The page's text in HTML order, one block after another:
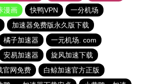
漫画 快鸭VPN
一分机场
加速器免费版永久版下载
橘子加速器
一元机场. com
安易加速器
旋风加速下载
官网免费
白鲸加速官方正版